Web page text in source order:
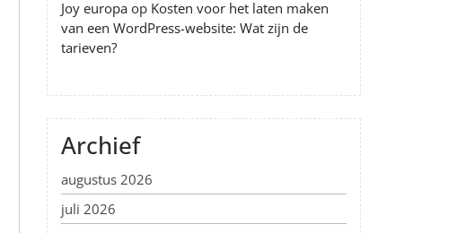
Joy europa op Kosten voor het laten maken
van een WordPress-website: Wat zijn de
tarieven?
Archief
augustus 2026
juli 2026